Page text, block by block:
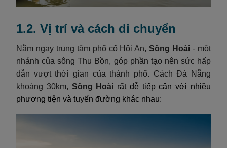
1.2. Vị trí và cách di chuyển
Nằm ngay trung tâm phố cổ Hội An,Sông Hoài - một
nhánh của sông Thu Bồn, góp phần tạo nên sức hấp
dẫn vượt thời gian của thành phố. Cách Đà Nẵng
khoảng 30km, Sông Hoài rất dễ tiếp cận với nhiều
phương tiện và tuyến đường khác nhau: